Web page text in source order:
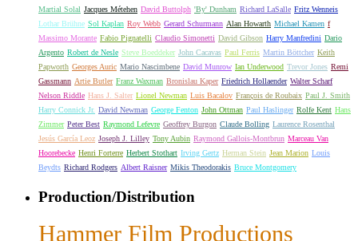
Martial Solal Jacques Métehen David Buttolph 'By' Dunham Richard LaSalle Fritz Wenneis
Lothar Brühne Sol Kaplan Roy Webb Gerard Schurmann Alan Howarth Michael Kamen f
Massimo Morante Fabio Pignatelli Claudio Simonetti David Gibson Harry Manfredini Dario
Argento Robert de Nesle Steve Boeddeker John Cacavas Paul Ferris Martin Böttcher Keith
Papworth Georges Auric Mario Nascimbene David Munrow Ian Underwood Trevor Jones Remi
Gassmann Artie Butler Franz Waxman Bronislau Kaper Friedrich Hollaender Walter Scharf
Nelson Riddle Hans J. Salter Lionel Newman Luis Bacalov François de Roubaix Paul J. Smith
Harry Connick Jr. David Newman George Fenton John Ottman Paul Haslinger Rolfe Kent Hans
Zimmer Peter Best Raymond Lefevre Geoffrey Burgon Claude Bolling Laurence Rosenthal
Jesús García Leoz Joseph J. Lilley Tony Aubin Raymond Gallois-Montbrun Marceau Van
Hoorebecke Henri Forterre Herbert Stothart Irving Gertz Herman Stein Jean Marion Louis
Beydts Richard Rodgers Albert Raisner Mikis Theodorakis Bruce Montgomery
Production/Distribution
Hammer Film Productions